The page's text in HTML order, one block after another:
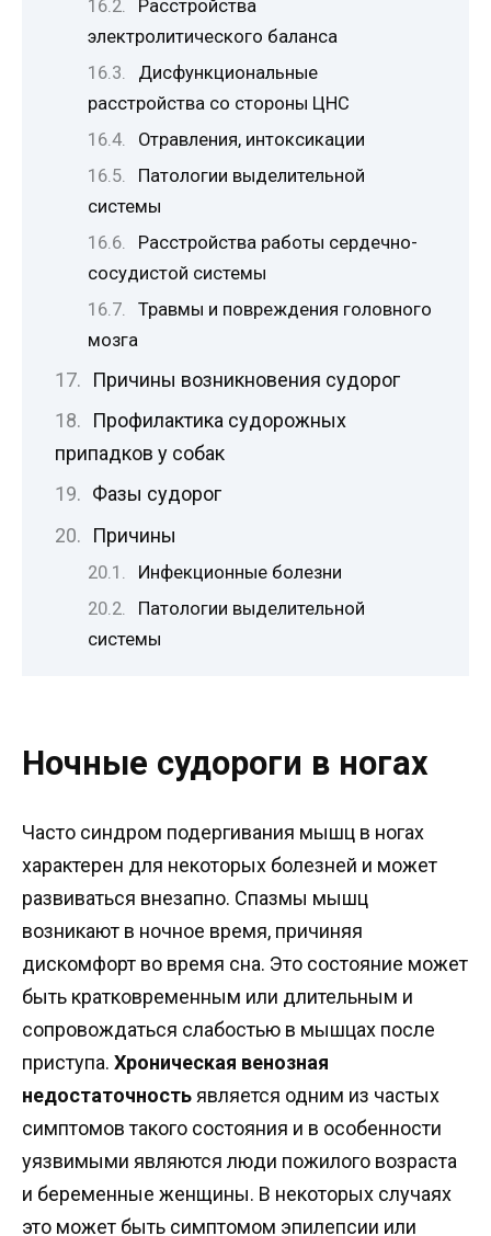
Расстройства
электролитического баланса
Дисфункциональные
расстройства со стороны ЦНС
Отравления, интоксикации
Патологии выделительной
системы
Расстройства работы сердечно-
сосудистой системы
Травмы и повреждения головного
мозга
Причины возникновения судорог
Профилактика судорожных
припадков у собак
Фазы судорог
Причины
Инфекционные болезни
Патологии выделительной
системы
Ночные судороги в ногах
Часто синдром подергивания мышц в ногах
характерен для некоторых болезней и может
развиваться внезапно. Спазмы мышц
возникают в ночное время, причиняя
дискомфорт во время сна. Это состояние может
быть кратковременным или длительным и
сопровождаться слабостью в мышцах после
приступа. Хроническая венозная
недостаточностьявляется одним из частых
симптомов такого состояния и в особенности
уязвимыми являются люди пожилого возраста
и беременные женщины. В некоторых случаях
это может быть симптомом эпилепсии или